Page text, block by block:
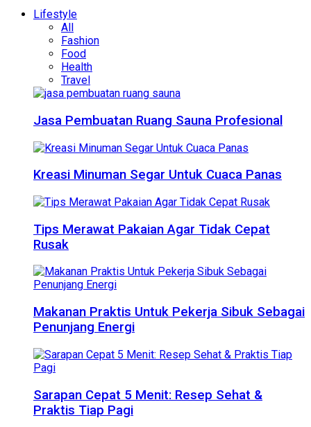
Lifestyle
All
Fashion
Food
Health
Travel
Jasa Pembuatan Ruang Sauna Profesional
Kreasi Minuman Segar Untuk Cuaca Panas
Tips Merawat Pakaian Agar Tidak Cepat
Rusak
Makanan Praktis Untuk Pekerja Sibuk Sebagai
Penunjang Energi
Sarapan Cepat 5 Menit: Resep Sehat &
Praktis Tiap Pagi